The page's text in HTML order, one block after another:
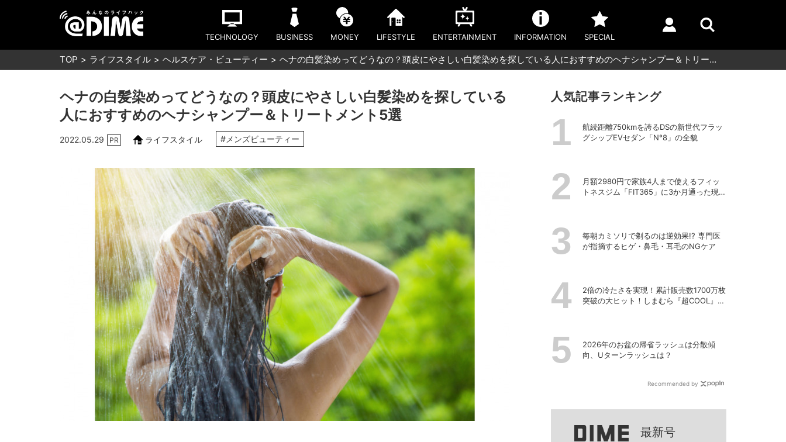
TECHNOLOGY BUSINESS MONEY LIFESTYLE ENTERTAINMENT INFORMATION SPECIAL
TOP ライフスタイル ヘルスケア・ビューティー ヘナの白髪染めってどうなの？頭皮にやさしい白髪染めを探している人におすすめのヘナシャンプー＆トリー…
ヘナの白髪染めってどうなの？頭皮にやさしい白髪染めを探している
人におすすめのヘナシャンプー＆トリートメント5選
2022.05.29 PR ライフスタイル #メンズビューティー
人気記事ランキング
航続距離750kmを誇るDSの新世代フラッ
グシップEVセダン「N°8」の全貌
月額2980円で家族4人まで使えるフィッ
トネスジム「FIT365」に3か月通った現在
毎朝カミソリで剃るのは逆効果!? 専門医
が指摘するヒゲ・鼻毛・耳毛のNGケア
2倍の冷たさを実現！累計販売数1700万枚
突破の大ヒット！しまむら『超COOL』シ
2026年のお盆の帰省ラッシュは分散傾
向、Uターンラッシュは？
Recommended by
最新号